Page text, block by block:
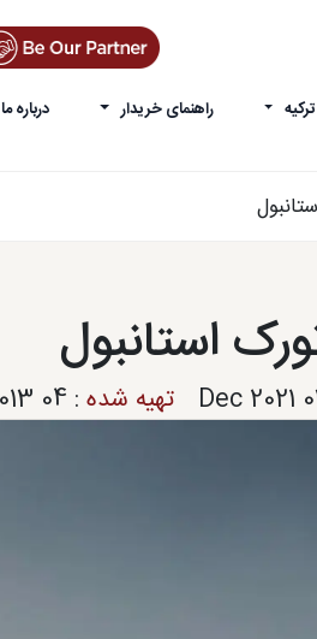
راهنمای خریدار درباره ما
استانبول
03 تهیه شده :
04 Jun 2013